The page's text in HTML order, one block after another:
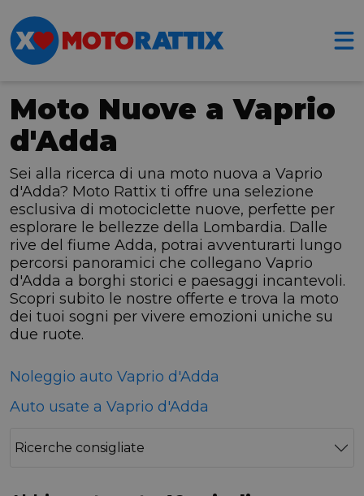
Moto Nuove a Vaprio
d'Adda
Sei alla ricerca di una moto nuova a Vaprio
d'Adda? Moto Rattix ti offre una selezione
esclusiva di motociclette nuove, perfette per
esplorare le bellezze della Lombardia. Dalle
rive del fiume Adda, potrai avventurarti lungo
percorsi panoramici che collegano Vaprio
d'Adda a borghi storici e paesaggi incantevoli.
Scopri subito le nostre offerte e trova la moto
dei tuoi sogni per vivere emozioni uniche su
due ruote.
Noleggio auto Vaprio d'Adda
Auto usate a Vaprio d'Adda
Ricerche consigliate